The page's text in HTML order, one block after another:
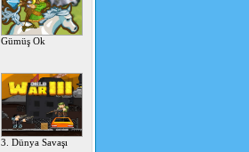
Gümüş Ok
3. Dünya Savaşı